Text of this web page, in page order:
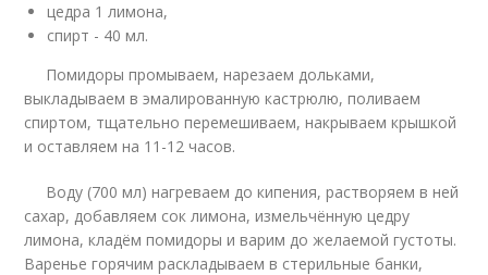
цедра 1 лимона,
спирт - 40 мл.
Помидоры промываем, нарезаем дольками,
выкладываем в эмалированную кастрюлю, поливаем
спиртом, тщательно перемешиваем, накрываем крышкой
и оставляем на 11-12 часов.
Воду (700 мл) нагреваем до кипения, растворяем в ней
сахар, добавляем сок лимона, измельчённую цедру
лимона, кладём помидоры и варим до желаемой густоты.
Варенье горячим раскладываем в стерильные банки,